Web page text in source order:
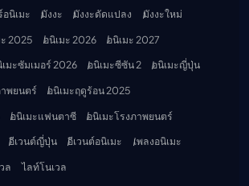
นิเมะ มังงะ มังงะดัดแปลง
มังงะใหม่
2025 อนิเมะ 2026
อนิเมะ 2027
มะซัมเมอร์ 2026 อนิเมะซีซัน 2
อนิเมะญี่ปุ่น
พยนตร์
อนิเมะฤดูร้อน 2025
อนิเมะแฟนตาซี
อนิเมะโรงภาพยนตร์
อีเวนต์ญี่ปุ่น อีเวนต์อนิเมะ
เพลงอนิเมะ
ล ไลท์โนเวล